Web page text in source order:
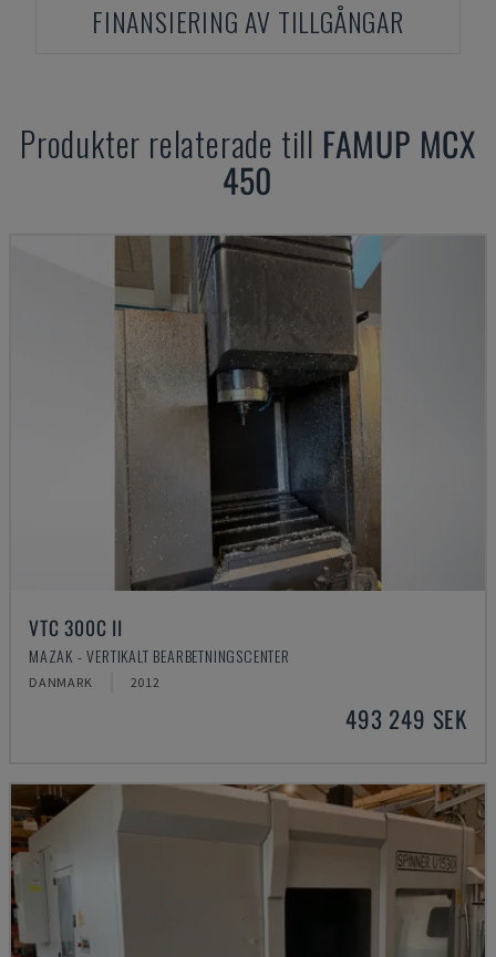
FINANSIERING AV TILLGÅNGAR
Produkter relaterade till FAMUP MCX
450
VTC 300C II
MAZAK - VERTIKALT BEARBETNINGSCENTER
DANMARK 2012
493 249 SEK